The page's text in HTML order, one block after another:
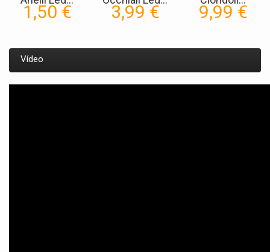
1,50 € 3,99 € 9,99 €
Vídeo